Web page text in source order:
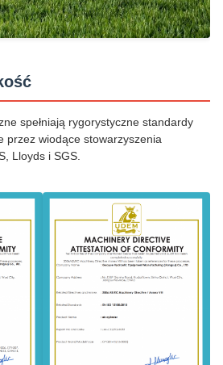
spełniają rygorystyczne standardy
przez wiodące stowarzyszenia
Lloyds i SGS.